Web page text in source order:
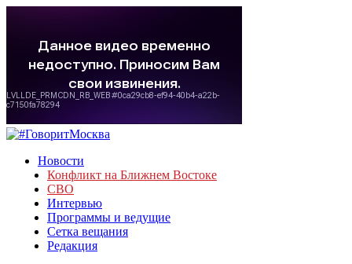
Новости
Конфликт на Ближнем Востоке
СВО
Интервью
Программы и ведущие
Сетка вещания
Редакция